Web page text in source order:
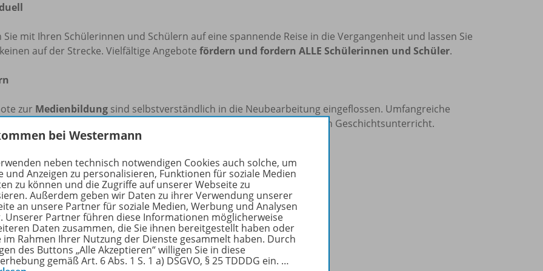
Sie mit Ihren Schülerinnen und Schülern auf eine spannende Reise in die Vergangenheit und lassen Sie
auf der Strecke. Vielfältige Angebote fördern und fordern ALLE Schülerinnen und Schüler.
zur Medienbildung sind selbstverständlich in die Neubearbeitung eingeflossen. Umfangreiche
garantieren anschaulichen und abwechslungsreichen Geschichtsunterricht.
Checks
Materialien
bei Westermann
neben technisch notwendigen Cookies auch solche, um
und Anzeigen zu personalisieren, Funktionen für soziale Medien
zu können und die Zugriffe auf unserer Webseite zu
Außerdem geben wir Daten zu ihrer Verwendung unserer
an unsere Partner für soziale Medien, Werbung und Analysen
Unserer Partner führen diese Informationen möglicherweise
Daten zusammen, die Sie ihnen bereitgestellt haben oder
im Rahmen Ihrer Nutzung der Dienste gesammelt haben. Durch
des Buttons „Alle Akzeptieren“ willigen Sie in diese
gemäß Art. 6 Abs. 1 S. 1 a) DSGVO, § 25 TDDDG ein. …